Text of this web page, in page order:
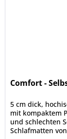
Comfort -
5 cm dick,
mit kompaktem
und schlechten
Schlafmatten